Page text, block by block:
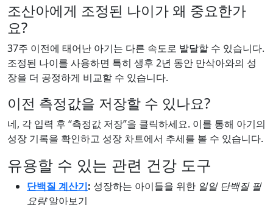
조산아에게 조정된 나이가 왜 중요한가
요?
37주 이전에 태어난 아기는 다른 속도로 발달할 수 있습니다.
조정된 나이를 사용하면 특히 생후 2년 동안 만삭아와의 성
장을 더 공정하게 비교할 수 있습니다.
이전 측정값을 저장할 수 있나요?
네, 각 입력 후 “측정값 저장”을 클릭하세요. 이를 통해 아기의
성장 기록을 확인하고 성장 차트에서 추세를 볼 수 있습니다.
유용할 수 있는 관련 건강 도구
단백질 계산기: 성장하는 아이들을 위한 일일 단백질 필
요량알아보기